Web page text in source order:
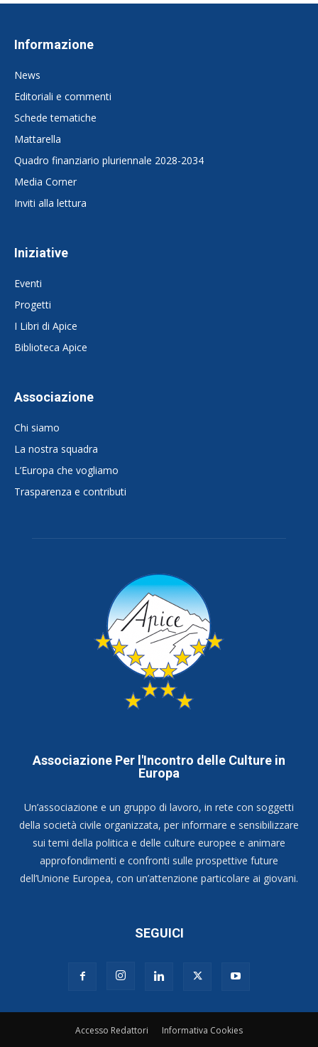
Informazione
News
Editoriali e commenti
Schede tematiche
Mattarella
Quadro finanziario pluriennale 2028-2034
Media Corner
Inviti alla lettura
Iniziative
Eventi
Progetti
I Libri di Apice
Biblioteca Apice
Associazione
Chi siamo
La nostra squadra
L’Europa che vogliamo
Trasparenza e contributi
Associazione Per l'Incontro delle Culture in
Europa
Un’associazione e un gruppo di lavoro, in rete con soggetti
della società civile organizzata, per informare e sensibilizzare
sui temi della politica e delle culture europee e animare
approfondimenti e confronti sulle prospettive future
dell’Unione Europea, con un’attenzione particolare ai giovani.
SEGUICI
Accesso Redattori Informativa Cookies